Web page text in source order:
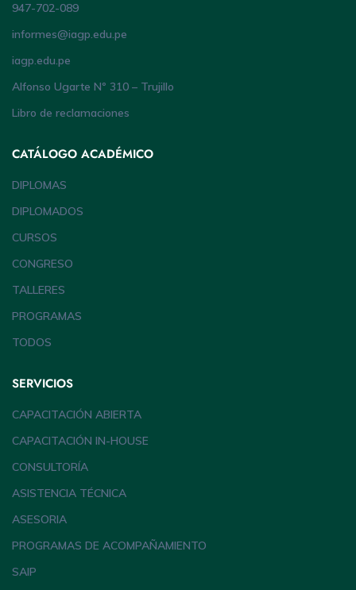
947-702-089
informes@iagp.edu.pe
iagp.edu.pe
Alfonso Ugarte Nº 310 – Trujillo
Libro de reclamaciones
CATÁLOGO ACADÉMICO
DIPLOMAS
DIPLOMADOS
CURSOS
CONGRESO
TALLERES
PROGRAMAS
TODOS
SERVICIOS
CAPACITACIÓN ABIERTA
CAPACITACIÓN IN-HOUSE
CONSULTORÍA
ASISTENCIA TÉCNICA
ASESORIA
PROGRAMAS DE ACOMPAÑAMIENTO
SAIP